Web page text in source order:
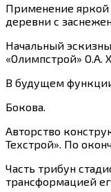
Применение яркой
деревни с
Начальный
«Олимпстрой» О.А.
В будущем
Бокова.
Авторство
Техстрой». По
Часть трибун
трансформацией